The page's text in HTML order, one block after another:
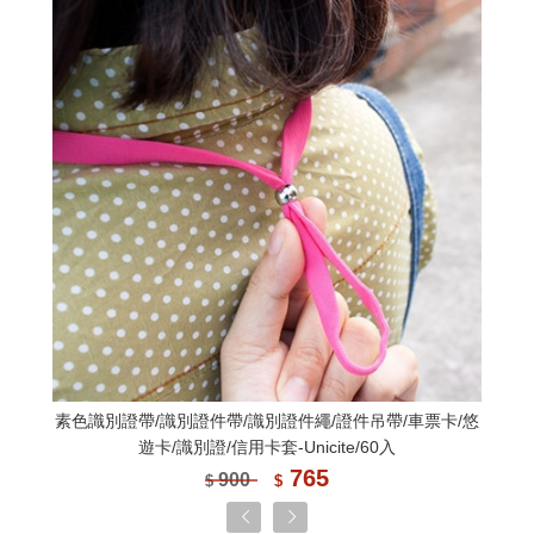
素色識別證帶/識別證件帶/識別證件繩/證件吊帶/車票卡/悠
遊卡/識別證/信用卡套-Unicite/60入
$900 $ 765